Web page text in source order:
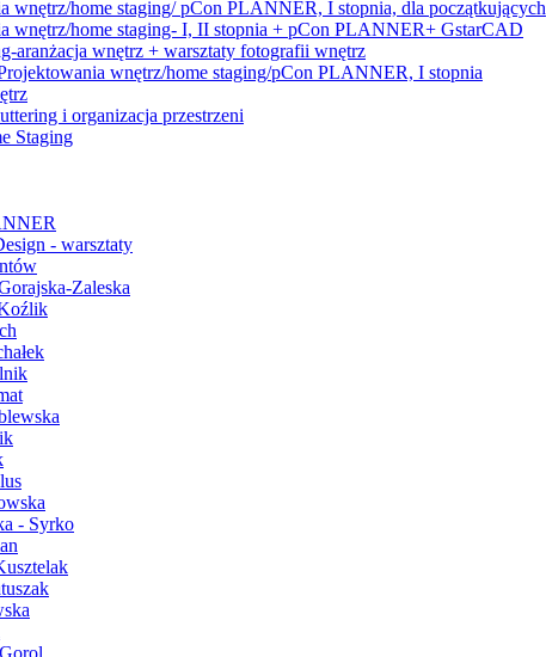
wnętrz/home staging/ pCon PLANNER, I stopnia, dla początkujących
wnętrz/home staging- I, II stopnia + pCon PLANNER+ GstarCAD
aranżacja wnętrz + warsztaty fotografii wnętrz
wnętrz/home staging/pCon PLANNER, I stopnia
i organizacja przestrzeni
Staging
- warsztaty
Zaleska
- Syrko